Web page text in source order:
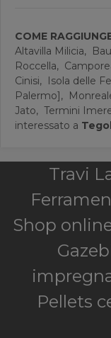
COME
Altavilla Milicia,
Roccella,
Cinisi, Isola delle
Palermo],
Jato, Termini
interessato a
Travi
Shop
Pellets